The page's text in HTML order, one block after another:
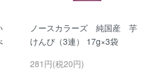
ノースカラーズ 純国産 芋
けんぴ（3連） 17g×3袋
281円(税20円)